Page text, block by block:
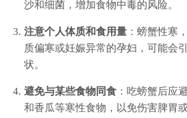
沙和细菌，增加食物中毒的风险。
注意个人体质和食用量 ：螃蟹性寒
质偏寒或妊娠异常的孕妇，可能会
状。
避免与某些食物同食 ：吃螃蟹后应
和香瓜等寒性食物，以免伤害脾胃